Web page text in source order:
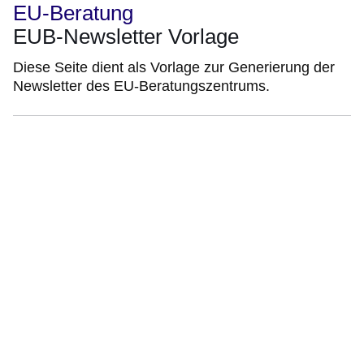
EU-Beratung
EUB-Newsletter Vorlage
Diese Seite dient als Vorlage zur Generierung der
Newsletter des EU-Beratungszentrums.